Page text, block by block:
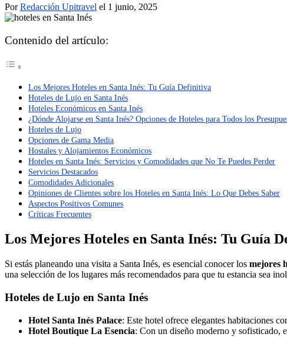
PorRedacción Upitravel el 1 junio, 2025
Contenido del artículo:
Los Mejores Hoteles en Santa Inés: Tu Guía Definitiva
Hoteles de Lujo en Santa Inés
Hoteles Económicos en Santa Inés
¿Dónde Alojarse en Santa Inés? Opciones de Hoteles para Todos los
Hoteles de Lujo
Opciones de Gama Media
Hostales y Alojamientos Económicos
Hoteles en Santa Inés: Servicios y Comodidades que No Te Puedes Perder
Servicios Destacados
Comodidades Adicionales
Opiniones de Clientes sobre los Hoteles en Santa Inés: Lo Que Debes Saber
Aspectos Positivos Comunes
Críticas Frecuentes
Los Mejores Hoteles en Santa Inés: Tu Guía
Si estás planeando una visita a Santa Inés, es esencial conocer los mejores
una selección de los lugares más recomendados para que tu estancia sea
Hoteles de Lujo en Santa Inés
Hotel Santa Inés Palace: Este hotel ofrece elegantes habitaciones
Hotel Boutique La Esencia: Con un diseño moderno y sofisticado,